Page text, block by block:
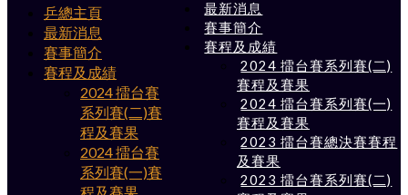
最新消息
賽事簡介
賽程及成績
2024 擂台賽系列賽(二)
賽程及賽果
2024 擂台賽系列賽(一)
賽程及賽果
2023 擂台賽總決賽賽程
及賽果
2023 擂台賽系列賽(二)
乒總主頁
最新消息
賽事簡介
賽程及成績
2024 擂台賽
系列賽(二)賽
程及賽果
2024 擂台賽
系列賽(一)賽